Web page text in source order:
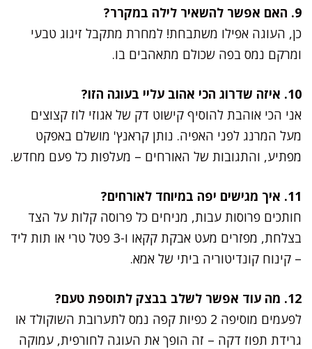
9. האם אפשר להשאיר לילה במקרר?
כן, העוגה אפילו משתבחת! למחרת מתקבל זיגוג טבעי
ומרקם נמס בפה שכולם מתאהבים בו.
10. איזה שדרוג הכי אהוב עליי בעוגה הזו?
אני הכי אוהבת להוסיף קישוט דק של אגוזי לוז קצוצים
מעל המרנג לפני האפיה. נותן קראנץ' מושלם באפקט
מפתיע, והתגובות של האורחים – מעלפות כל פעם מחדש.
11. איך מגישים יפה במיוחד לאורחים?
חותכים פרוסות עבות, מניחים כל פרוסה קלות על הצד
בצלחת, מפזרים מעט אבקת קקאו ו-3 פטל טרי או תות ליד
– קינוח קונדיטוריה ביתי של אמא.
12. מה עוד אפשר לשלב בבצק לתוספת טעם?
לפעמים מוסיפה 2 כפיות קפה נמס לתערובת השוקולד או
גרידת תפוז דקה – זה הופך את העוגה לחורפית, עמוקה